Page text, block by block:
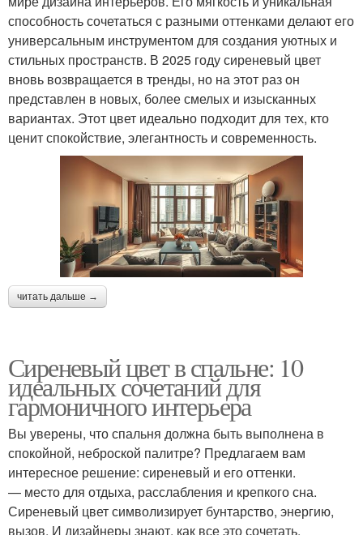
способность сочетаться с разными оттенками делают его
универсальным инструментом для создания уютных и
стильных пространств. В 2025 году сиреневый цвет
вновь возвращается в тренды, но на этот раз он
представлен в новых, более смелых и изысканных
вариантах. Этот цвет идеально подходит для тех, кто
ценит спокойствие, элегантность и современность.
читать дальше →
Сиреневый цвет в спальне: 10
идеальных сочетаний для
гармоничного интерьера
Вы уверены, что спальня должна быть выполнена в
спокойной, неброской палитре? Предлагаем вам
интересное решение: сиреневый и его оттенки.
— место для отдыха, расслабления и крепкого сна.
Сиреневый цвет символизирует бунтарство, энергию,
вызов. И дизайнеры знают, как все это сочетать.